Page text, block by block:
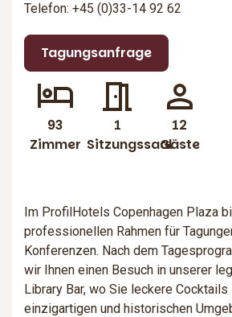
Telefon: +45 (0)33-14 92 62
Tagungsanfrage
93
Zimmer
1
Sitzungssaal
12
Gäste
Im ProfilHotels Copenhagen Plaza
professionellen Rahmen für
Konferenzen. Nach dem
wir Ihnen einen Besuch in unserer
Library Bar, wo Sie leckere Cocktails
einzigartigen und historischen